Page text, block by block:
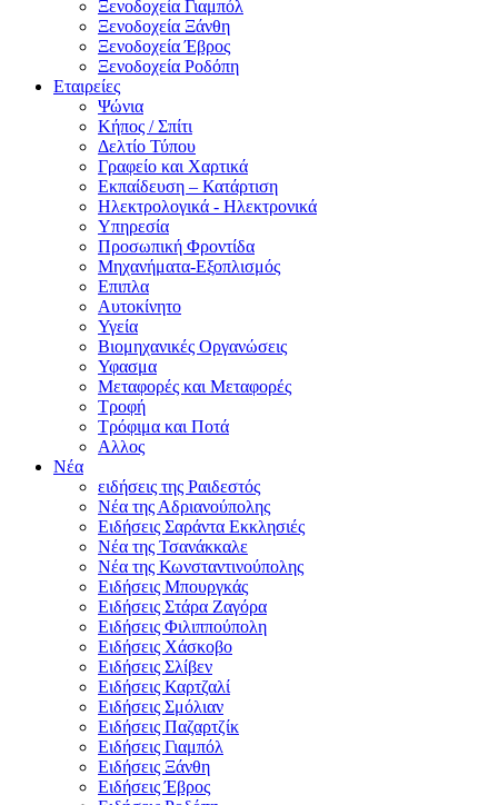
Ξενοδοχεία Γιαμπόλ
Ξενοδοχεία Ξάνθη
Ξενοδοχεία Έβρος
Ξενοδοχεία Ροδόπη
Εταιρείες
Ψώνια
Κήπος / Σπίτι
Δελτίο Τύπου
Γραφείο και Χαρτικά
Εκπαίδευση – Κατάρτιση
Ηλεκτρολογικά - Ηλεκτρονικά
Υπηρεσία
Προσωπική Φροντίδα
Μηχανήματα-Εξοπλισμός
Επιπλα
Αυτοκίνητο
Υγεία
Βιομηχανικές Οργανώσεις
Υφασμα
Μεταφορές και Μεταφορές
Τροφή
Τρόφιμα και Ποτά
Αλλος
Νέα
ειδήσεις της Ραιδεστός
Νέα της Αδριανούπολης
Ειδήσεις Σαράντα Εκκλησιές
Νέα της Τσανάκκαλε
Νέα της Κωνσταντινούπολης
Ειδήσεις Μπουργκάς
Ειδήσεις Στάρα Ζαγόρα
Ειδήσεις Φιλιππούπολη
Ειδήσεις Χάσκοβο
Ειδήσεις Σλίβεν
Ειδήσεις Καρτζαλί
Ειδήσεις Σμόλιαν
Ειδήσεις Παζαρτζίκ
Ειδήσεις Γιαμπόλ
Ειδήσεις Ξάνθη
Ειδήσεις Έβρος